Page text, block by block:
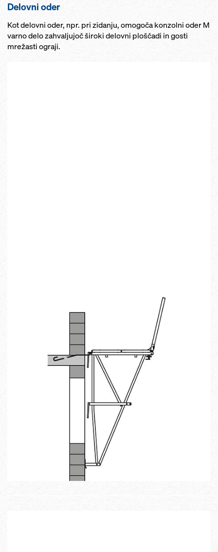
Delovni oder
Kot delovni oder, npr. pri zidanju, omogoča konzolni oder M
varno delo zahvaljujoč široki delovni ploščadi in gosti
mrežasti ograji.